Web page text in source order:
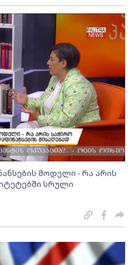
მოდელი - რა არის
სრული